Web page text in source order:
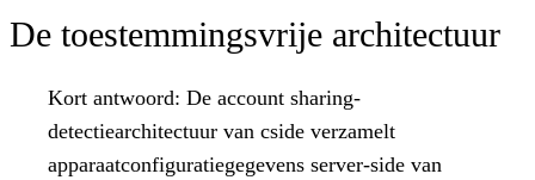
De toestemmingsvrije architectuur
Kort antwoord: De account sharing-
detectiearchitectuur van cside verzamelt
apparaatconfiguratiegegevens server-side van